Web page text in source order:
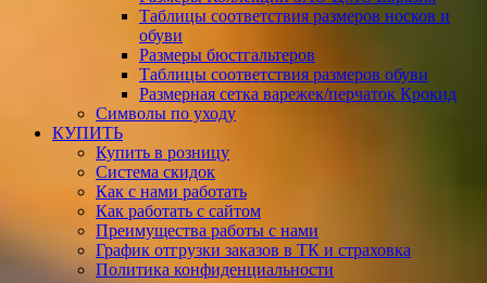
Таблицы соответствия размеров носков и
обуви
Размеры бюстгальтеров
Таблицы соответствия размеров обуви
Размерная сетка варежек/перчаток Крокид
Символы по уходу
КУПИТЬ
Купить в розницу
Система скидок
Как с нами работать
Как работать с сайтом
Преимущества работы с нами
График отгрузки заказов в ТК и страховка
Политика конфиденциальности